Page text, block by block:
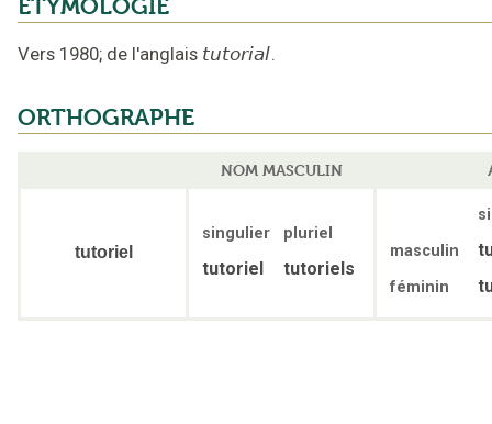
ÉTYMOLOGIE
Vers 1980; de l'anglais tutorial.
ORTHOGRAPHE
NOM MASCULIN
tutoriel
singulier pluriel
tutoriel tutoriels
masculin
féminin